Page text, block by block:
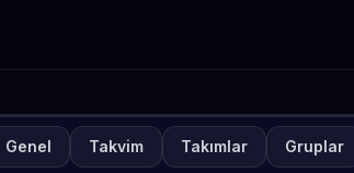
TURNUVA KAPALI
Genel Takvim Takımlar Gruplar